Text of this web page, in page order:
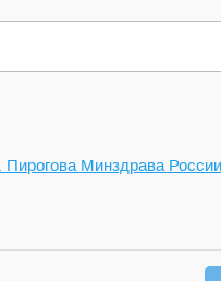
Минздрава России